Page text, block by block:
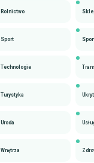
Rolnictwo
Sport
Technologie
Turystyka
Uroda
Wnętrza